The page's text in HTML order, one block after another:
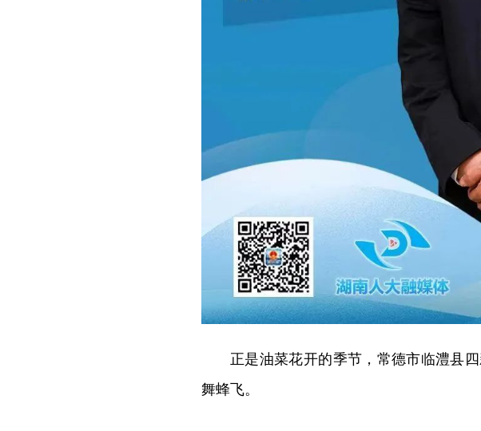
正是油菜花开的季节，常德市临澧县
舞蜂飞。